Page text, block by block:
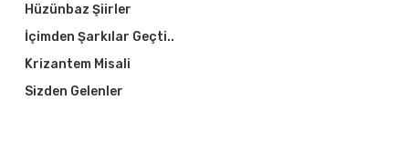
Hüzünbaz Şiirler
İçimden Şarkılar Geçti..
Krizantem Misali
Sizden Gelenler